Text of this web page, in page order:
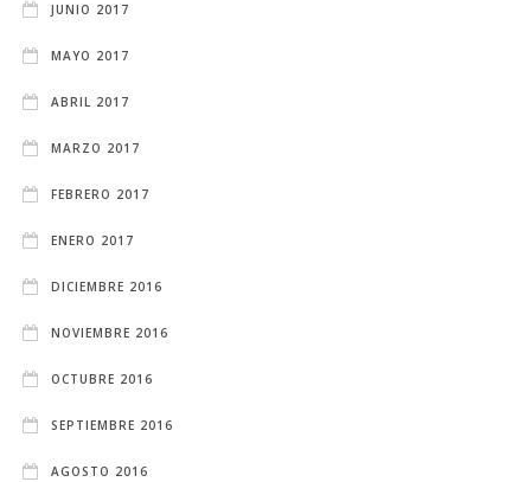
JUNIO 2017
MAYO 2017
ABRIL 2017
MARZO 2017
FEBRERO 2017
ENERO 2017
DICIEMBRE 2016
NOVIEMBRE 2016
OCTUBRE 2016
SEPTIEMBRE 2016
AGOSTO 2016